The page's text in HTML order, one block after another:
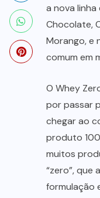
a nova
Chocolate,
Morango, e
comum em
O Whey
por passar
chegar ao
produto
muitos
“zero”, que
formulação